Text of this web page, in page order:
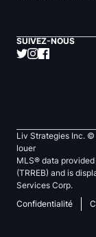
SUIVEZ-NOUS
Liv Strategies Inc. ©
louer
MLS® data
(TRREB) and is
Services Corp.
Confidentialité